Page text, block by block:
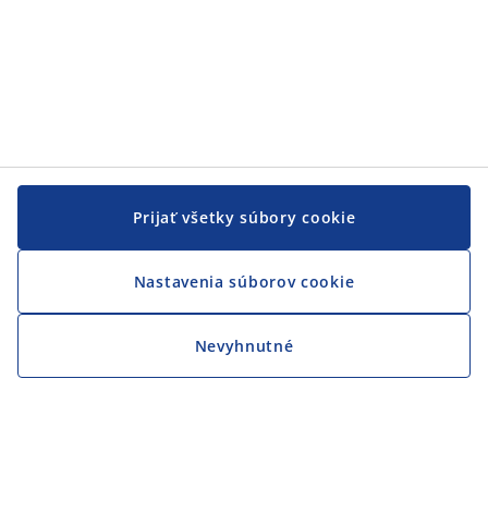
Prijať všetky súbory cookie
Nastavenia súborov cookie
Nevyhnutné